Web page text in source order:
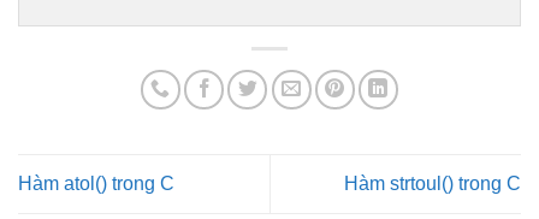
Hàm atol() trong C Hàm strtoul() trong C